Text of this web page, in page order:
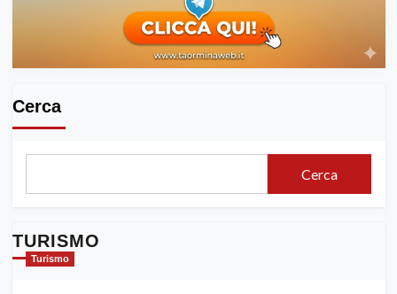
Cerca
Cerca
TURISMO
Turismo